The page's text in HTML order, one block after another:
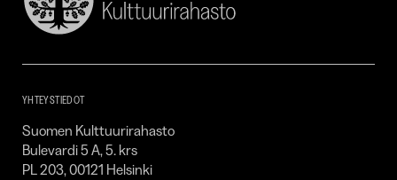
Suomen
Kulttuurirahasto
YHTEYSTIEDOT
Suomen Kulttuurirahasto
Bulevardi 5 A, 5. krs
PL 203, 00121 Helsinki